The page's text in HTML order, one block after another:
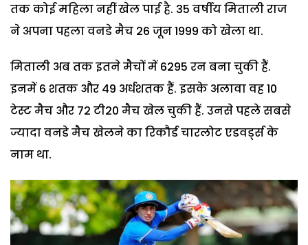
तक कोई महिला नहीं खेल पाई है. 35 वर्षीय मिताली राज
ने अपना पहला वनडे मैच 26 जून 1999 को खेला था.
मिताली अब तक इतने मैचों में 6295 रन बना चुकी हैं.
इनमें 6 शतक और 49 अर्धशतक हैं. इसके अलावा वह 10
टेस्ट मैच और 72 टी20 मैच खेल चुकी हैं. उनसे पहले सबसे
ज्यादा वनडे मैच खेलने का रिकौर्ड चारलोट एडवर्ड्स के
नाम था.